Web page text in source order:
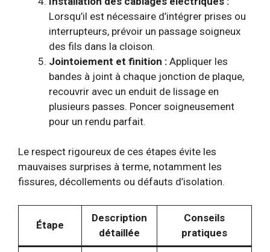
Lorsqu’il est nécessaire d’intégrer prises ou
interrupteurs, prévoir un passage soigneux
des fils dans la cloison.
Jointoiement et finition : Appliquer les
bandes à joint à chaque jonction de plaque,
recouvrir avec un enduit de lissage en
plusieurs passes. Poncer soigneusement
pour un rendu parfait.
Le respect rigoureux de ces étapes évite les
mauvaises surprises à terme, notamment les
fissures, décollements ou défauts d’isolation.
Étape
Description
détaillée
Conseils
pratiques